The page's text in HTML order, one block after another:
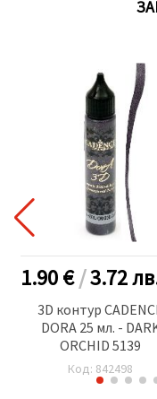
1.90 €/3.72
3D контур
DORA 25 мл. -
ORCHID 5139
Код: 842498